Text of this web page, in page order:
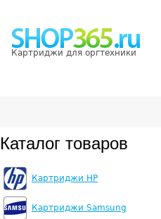
Картриджи для оргтехники
Каталог товаров
Картриджи HP
Картриджи Samsung